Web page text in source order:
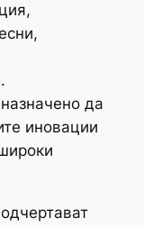
да
иновации